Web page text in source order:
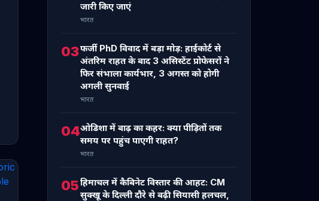
जारी किए जाएं
भारत
03फर्जी PhD विवाद में बड़ा मोड़: हाईकोर्ट से
अंतरिम राहत के बाद 3 असिस्टेंट प्रोफेसरों ने
फिर संभाला कार्यभार, 3 अगस्त को होगी
अगली सुनवाई
भारत
04ओडिशा में बाढ़ का कहर: क्या पीड़ितों तक
समय पर पहुंच पाएगी राहत?
भारत
05हिमाचल में कैबिनेट विस्तार की आहट: CM
सुक्खू के दिल्ली दौरे से बढ़ी सियासी हलचल,